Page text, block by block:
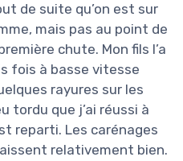
de suite qu’on est sur
mais pas au point de
chute. Mon fils l’a
fois à basse vitesse
rayures sur les
tordu que j’ai réussi à
reparti. Les carénages
relativement bien.